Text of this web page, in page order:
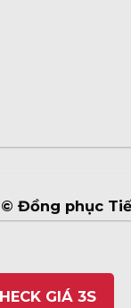
Đồng phục
GIÁ 3S